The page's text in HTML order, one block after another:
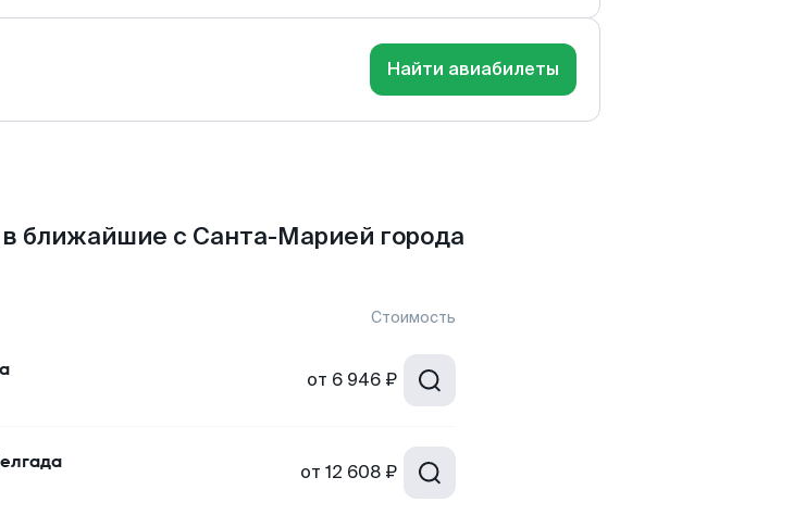
Найти авиабилеты
ближайшие с Санта-Марией города
Стоимость
от 6 946 ₽
от 12 608 ₽